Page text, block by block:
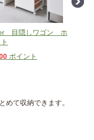
目隠しワゴン ホ
ポイント
めて収納できます。